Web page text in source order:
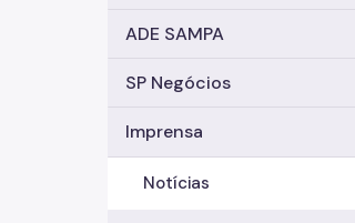
ADE SAMPA
SP Negócios
Imprensa
Notícias